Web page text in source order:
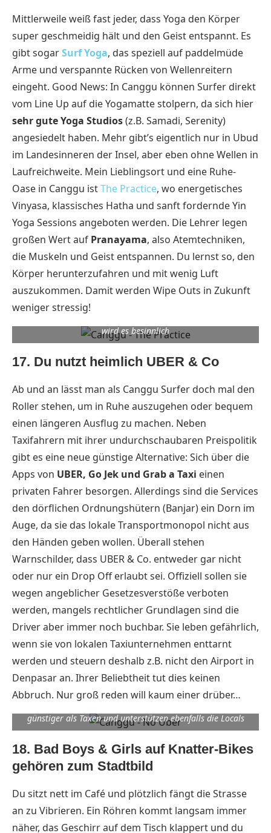
Mittlerweile weiß fast jeder, dass Yoga den Körper
super geschmeidig hält und den Geist entspannt. Es
gibt sogarSurf Yoga, das speziell auf paddelmüde
Arme und verspannte Rücken von Wellenreitern
eingeht. Good News: In Canggu können Surfer direkt
vom Line Up auf die Yogamatte stolpern, da sich hier
sehr gute Yoga Studios(z.B. Samadi, Serenity)
angesiedelt haben. Mehr gibt’s eigentlich nur in Ubud
im Landesinneren der Insel, aber eben ohne Wellen in
Laufreichweite. Mein Lieblingsort und eine Ruhe-
Oase in Canggu istThe Practice, wo energetisches
Vinyasa, klassisches Hatha und sanft fordernde Yin
Yoga Sessions angeboten werden. Die Lehrer legen
großen Wert auf Pranayama, also Atemtechniken,
die Muskeln und Geist entspannen. Du lernst so, den
Körper herunterzufahren und mit wenig Luft
auszukommen. Damit werden Wipe Outs in Zukunft
weniger stressig!
wird es besinnlich
17. Du nutzt heimlich UBER & Co
Ab und an lässt man als Canggu Surfer doch mal den
Roller stehen, um in Ruhe auszugehen oder bequem
einen längeren Ausflug zu machen. Neben
Taxifahrern mit ihrer undurchschaubaren Preispolitik
gibt es eine neue günstige Alternative: Sich über die
Apps von UBER, Go Jek und Grab a Taxi einen
privaten Fahrer besorgen. Allerdings sind die Services
den dörflichen Ordnungshütern (Banjar) ein Dorn im
Auge, da sie das lokale Transportmonopol nicht aus
den Händen geben wollen. Überall stehen
Warnschilder, dass UBER & Co. entweder gar nicht
oder nur ein Drop Off erlaubt sei. Offiziell sollen sie
wegen angeblicher Gesetzesverstöße verboten
werden, mangels rechtlicher Grundlagen sind die
Driver aber immer noch buchbar. Sie leben gefährlich,
wenn sie von lokalen Taxiunternehmen enttarnt
werden und steuern deshalb z.B. nicht den Airport in
Denpasar an. Ihrer Beliebtheit tut dies keinen
Abbruch. Nur groß reden will kaum einer drüber…
günstiger als Taxen und unterstützen ebenfalls die Locals
18. Bad Boys & Girls auf Knatter-Bikes
gehören zum Stadtbild
Du sitzt nett im Café und plötzlich fängt die Strasse
an zu Vibrieren. Ein Röhren kommt langsam immer
näher, das Geschirr auf dem Tisch klappert und du